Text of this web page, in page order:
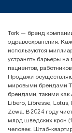
(+7) 777 779
Контакты на
ООО
Достык, 210,
офис №32
Алматы,
Tork — бренд
здравоохранения.
используются
устранять барьеры на
пациентов,
Продажи
мировыми брендами
брендами, такими как
Libero, Libresse, Lotus,
Zewa. В 2024 году
млрд шведских крон
человек. Штаб-